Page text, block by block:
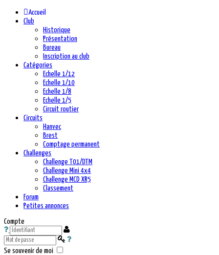
Accueil
Club
Historique
Présentation
Bureau
Inscription au club
Catégories
Echelle 1/12
Echelle 1/10
Echelle 1/8
Echelle 1/5
Circuit routier
Circuits
Hanvec
Brest
Comptage permanent
Challenges
Challenge T01/DTM
Challenge Mini 4x4
Challenge MCD XR5
Classement
Forum
Petites annonces
Compte
Se souvenir de moi